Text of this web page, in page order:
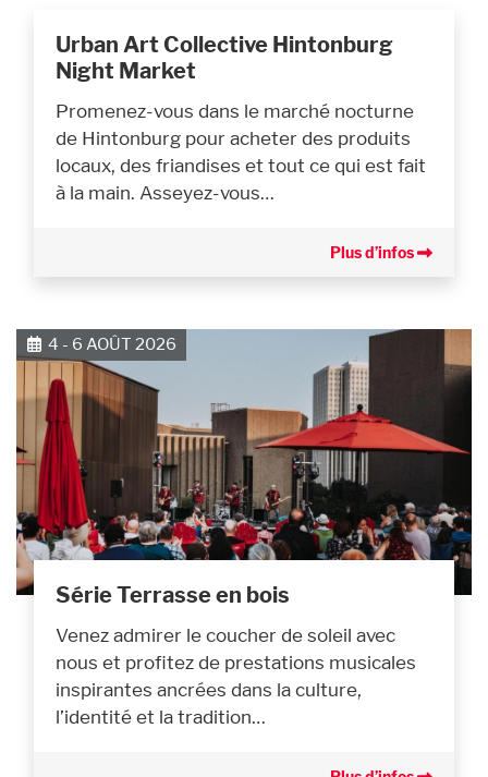
Urban Art Collective Hintonburg
Night Market
Promenez-vous dans le marché nocturne
de Hintonburg pour acheter des produits
locaux, des friandises et tout ce qui est fait
à la main. Asseyez-vous…
Plus d’infos
4 - 6 AOÛT 2026
Série Terrasse en bois
Venez admirer le coucher de soleil avec
nous et profitez de prestations musicales
inspirantes ancrées dans la culture,
l’identité et la tradition…